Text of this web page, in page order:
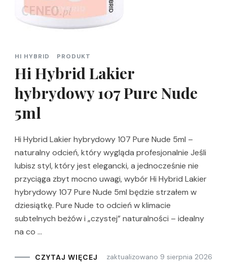
HI HYBRID PRODUKT
Hi Hybrid Lakier
hybrydowy 107 Pure Nude
5ml
Hi Hybrid Lakier hybrydowy 107 Pure Nude 5ml –
naturalny odcień, który wygląda profesjonalnie Jeśli
lubisz styl, który jest elegancki, a jednocześnie nie
przyciąga zbyt mocno uwagi, wybór Hi Hybrid Lakier
hybrydowy 107 Pure Nude 5ml będzie strzałem w
dziesiątkę. Pure Nude to odcień w klimacie
subtelnych beżów i „czystej” naturalności – idealny
na co …
CZYTAJ WIĘCEJ zaktualizowano 9 sierpnia 2026